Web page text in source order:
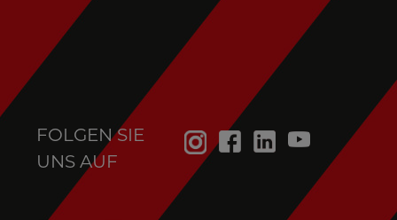
FOLGEN SIE
UNS AUF